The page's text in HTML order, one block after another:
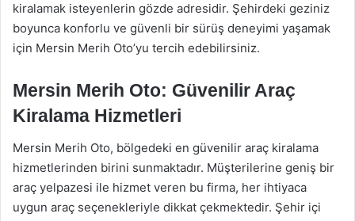
kiralamak isteyenlerin gözde adresidir. Şehirdeki geziniz
boyunca konforlu ve güvenli bir sürüş deneyimi yaşamak
için Mersin Merih Oto’yu tercih edebilirsiniz.
Mersin Merih Oto: Güvenilir Araç
Kiralama Hizmetleri
Mersin Merih Oto, bölgedeki en güvenilir araç kiralama
hizmetlerinden birini sunmaktadır. Müşterilerine geniş bir
araç yelpazesi ile hizmet veren bu firma, her ihtiyaca
uygun araç seçenekleriyle dikkat çekmektedir. Şehir içi